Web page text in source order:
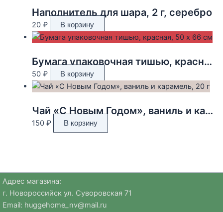
Наполнитель для шара, 2 г, серебро
20 ₽ В корзину
Бумага упаковочная тишью, красная, 50 х 66 см
50 ₽ В корзину
Чай «С Новым Годом», ваниль и карамель, 20 г
150 ₽ В корзину
Адрес магазина:
г. Новороссийск ул. Суворовская 71
Email: huggehome_nv@mail.ru